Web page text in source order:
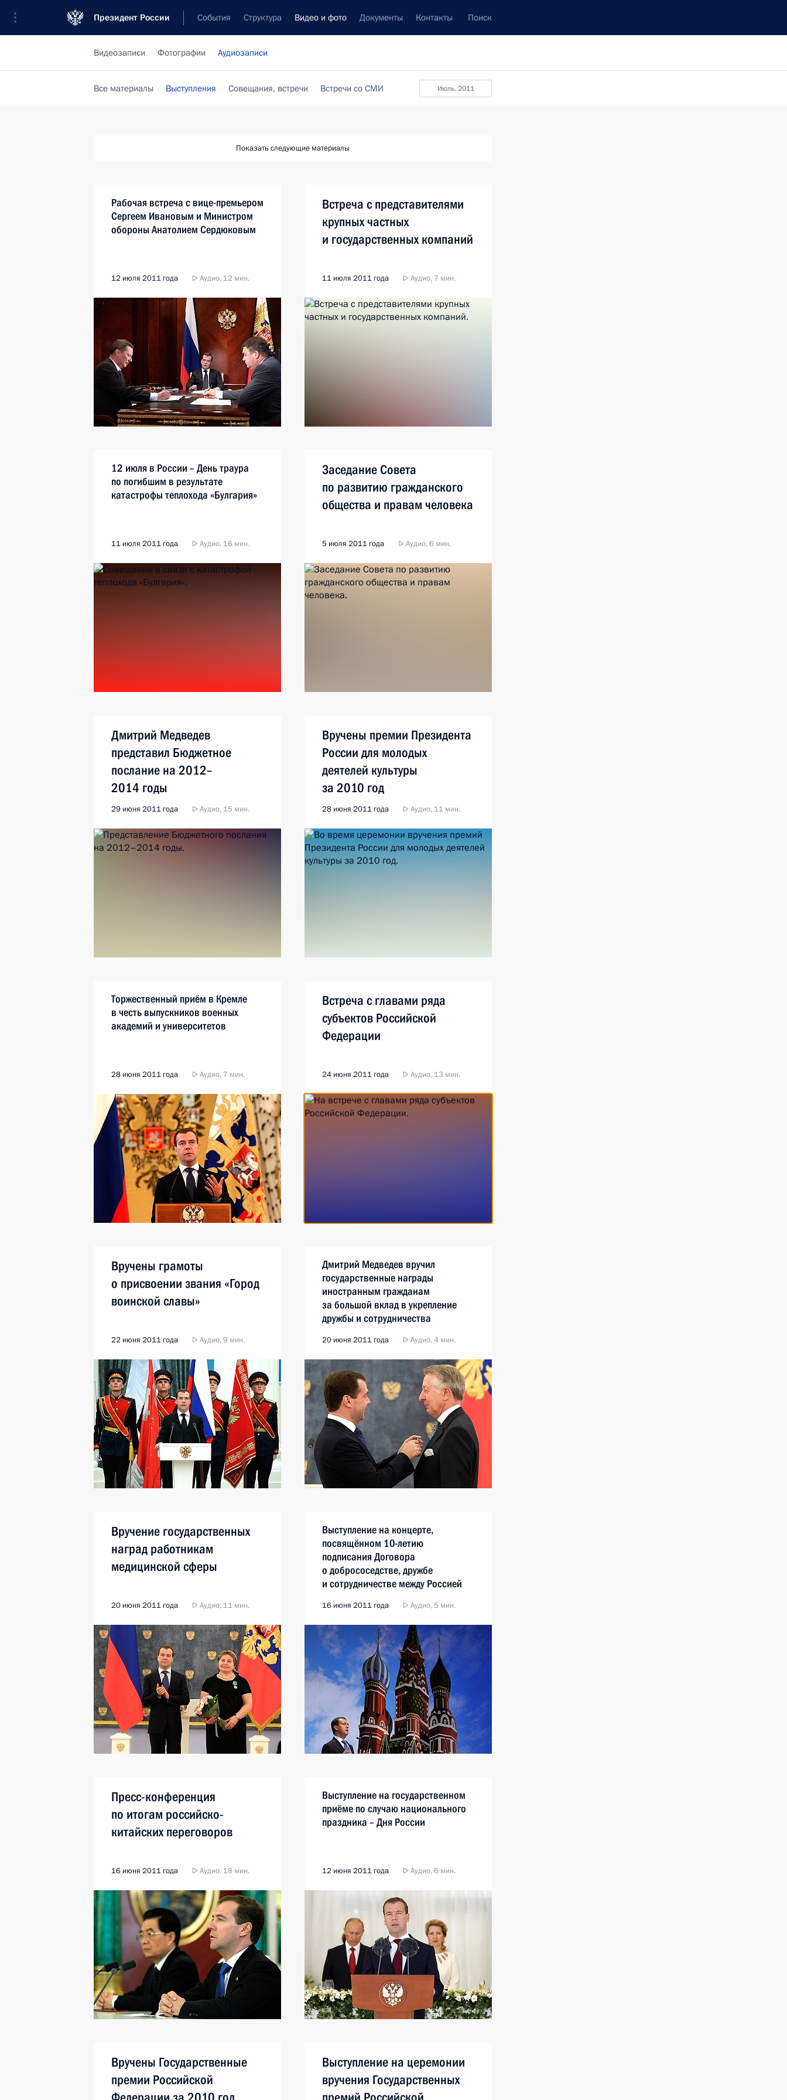
Президент России События Структура Видео и фото Документы Контакты Поиск
Видеозаписи Фотографии Аудиозаписи
июль, 2011
Все материалы Выступления Совещания, встречи Встречи со СМИ
Показать следующие материалы
Рабочая встреча с вице-премьером
Сергеем Ивановым и Министром
обороны Анатолием Сердюковым
12 июля 2011 года Аудио, 12 мин.
Встреча с представителями
крупных частных
и государственных компаний
11 июля 2011 года Аудио, 7 мин.
12 июля в России – День траура
по погибшим в результате
катастрофы теплохода «Булгария»
11 июля 2011 года Аудио, 16 мин.
Заседание Совета
по развитию гражданского
общества и правам человека
5 июля 2011 года Аудио, 6 мин.
Дмитрий Медведев
представил Бюджетное
послание на 2012–
2014 годы
29 июня 2011 года Аудио, 15 мин.
Вручены премии Президента
России для молодых
деятелей культуры
за 2010 год
28 июня 2011 года Аудио, 11 мин.
Торжественный приём в Кремле
в честь выпускников военных
академий и университетов
28 июня 2011 года Аудио, 7 мин.
Встреча с главами ряда
субъектов Российской
Федерации
24 июня 2011 года Аудио, 13 мин.
Вручены грамоты
о присвоении звания «Город
воинской славы»
22 июня 2011 года Аудио, 9 мин.
Дмитрий Медведев вручил
государственные награды
иностранным гражданам
за большой вклад в укрепление
дружбы и сотрудничества
20 июня 2011 года Аудио, 4 мин.
Вручение государственных
наград работникам
медицинской сферы
20 июня 2011 года Аудио, 11 мин.
Выступление на концерте,
посвящённом 10-летию
подписания Договора
о добрососедстве, дружбе
и сотрудничестве между Россией
16 июня 2011 года Аудио, 5 мин.
Пресс-конференция
по итогам российско-
китайских переговоров
16 июня 2011 года Аудио, 18 мин.
Выступление на государственном
приёме по случаю национального
праздника – Дня России
12 июня 2011 года Аудио, 6 мин.
Вручены Государственные
премии Российской
Выступление на церемонии
вручения Государственных